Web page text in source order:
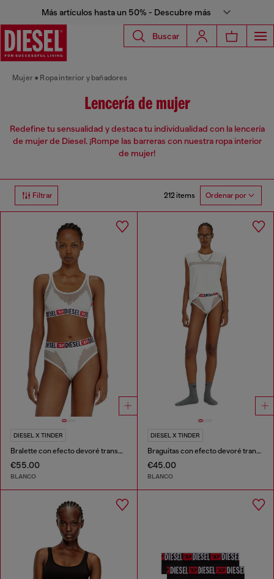
Más artículos hasta un 50% - Descubre más
Buscar
Mujer Ropa interior y bañadores
Lencería de mujer
Redefine tu sensualidad y destaca tu individualidad con la lencería
de mujer de Diesel. ¡Rompe las barreras con nuestra ropa interior
de mujer!
Filtrar 212 items Ordenar por
DIESEL X TINDER
Bralette con efecto devoré transparente
€55.00
BLANCO
DIESEL X TINDER
Braguitas con efecto devoré translúcido
€45.00
BLANCO